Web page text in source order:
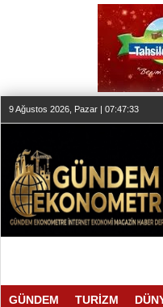
9 Ağustos 2026, Pazar | 07:47:33
GÜNDEM TURİZM